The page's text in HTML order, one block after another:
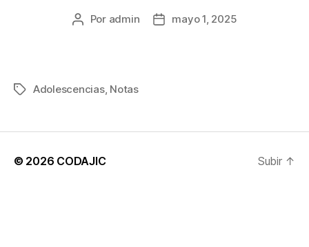
Autor
Por admin
Fechamayo 1, 2025
Etiquetas
Adolescencias, Notas
© 2026 CODAJIC Subir ↑